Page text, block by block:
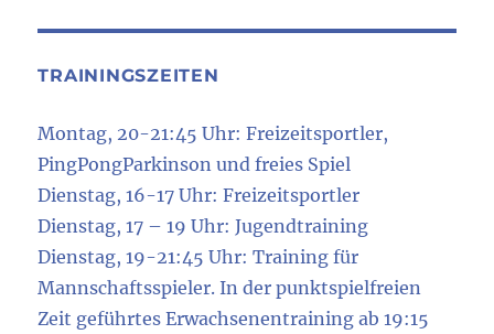
TRAININGSZEITEN
Montag, 20-21:45 Uhr: Freizeitsportler,
PingPongParkinson und freies Spiel
Dienstag, 16-17 Uhr: Freizeitsportler
Dienstag, 17 – 19 Uhr: Jugendtraining
Dienstag, 19-21:45 Uhr: Training für
Mannschaftsspieler. In der punktspielfreien
Zeit geführtes Erwachsenentraining ab 19:15